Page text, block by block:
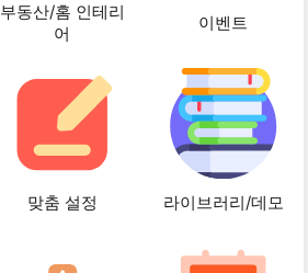
부동산/홈 인테리
어
이벤트
맞춤 설정 라이브러리/데모